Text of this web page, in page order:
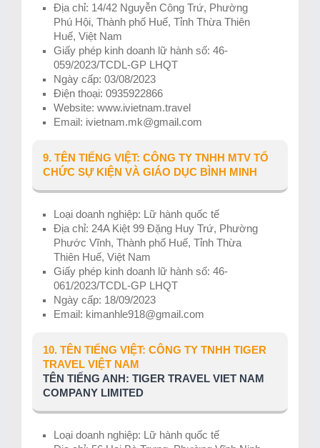
Địa chỉ: 14/42 Nguyễn Công Trứ, Phường
Phú Hội, Thành phố Huế, Tỉnh Thừa Thiên
Huế, Việt Nam
Giấy phép kinh doanh lữ hành số: 46-
059/2023/TCDL-GP LHQT
Ngày cấp: 03/08/2023
Điện thoại: 0935922866
Website: www.ivietnam.travel
Email: ivietnam.mk@gmail.com
9. TÊN TIẾNG VIỆT: CÔNG TY TNHH MTV TỔ
CHỨC SỰ KIỆN VÀ GIÁO DỤC BÌNH MINH
Loại doanh nghiệp: Lữ hành quốc tế
Địa chỉ: 24A Kiệt 99 Đặng Huy Trứ, Phường
Phước Vĩnh, Thành phố Huế, Tỉnh Thừa
Thiên Huế, Việt Nam
Giấy phép kinh doanh lữ hành số: 46-
061/2023/TCDL-GP LHQT
Ngày cấp: 18/09/2023
Email: kimanhle918@gmail.com
10. TÊN TIẾNG VIỆT: CÔNG TY TNHH TIGER
TRAVEL VIỆT NAM
TÊN TIẾNG ANH: TIGER TRAVEL VIET NAM
COMPANY LIMITED
Loại doanh nghiệp: Lữ hành quốc tế